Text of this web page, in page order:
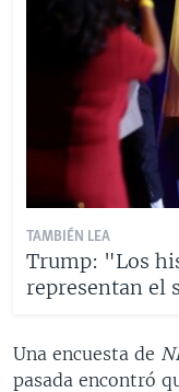
TAMBIÉN LEA
Trump: "Los
representan el
Una encuesta de
pasada encontró